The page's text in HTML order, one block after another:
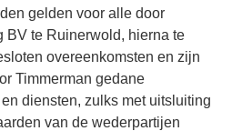
gelden voor alle door
BV te Ruinerwold, hierna te
overeenkomsten en zijn
Timmerman gedane
diensten, zulks met uitsluiting
van de wederpartijen